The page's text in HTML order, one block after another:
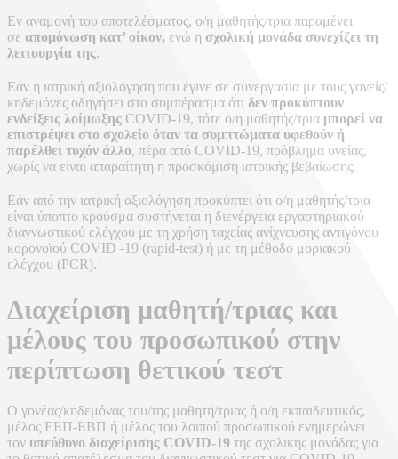
Εν αναμονή του αποτελέσματος, ο/η μαθητής/τρια παραμένει
σε απομόνωση κατ’ οίκον, ενώ η σχολική μονάδα συνεχίζει τη
λειτουργία της.
Εάν η ιατρική αξιολόγηση που έγινε σε συνεργασία με τους γονείς/
κηδεμόνες οδηγήσει στο συμπέρασμα ότι δεν προκύπτουν
ενδείξεις λοίμωξης COVID-19, τότε ο/η μαθητής/τρια μπορεί να
επιστρέψει στο σχολείο όταν τα συμπτώματα υφεθούν ή
παρέλθει τυχόν άλλο, πέρα από COVID-19, πρόβλημα υγείας,
χωρίς να είναι απαραίτητη η προσκόμιση ιατρικής βεβαίωσης.
Εάν από την ιατρική αξιολόγηση προκύπτει ότι ο/η μαθητής/τρια
είναι ύποπτο κρούσμα συστήνεται η διενέργεια εργαστηριακού
διαγνωστικού ελέγχου με τη χρήση ταχείας ανίχνευσης αντιγόνου
κορονοϊoύ COVID -19 (rapid-test) ή με τη μέθοδο μοριακού
ελέγχου (PCR).΄
Διαχείριση μαθητή/τριας και
μέλους του προσωπικού στην
περίπτωση θετικού τεστ
Ο γονέας/κηδεμόνας του/της μαθητή/τριας ή ο/η εκπαιδευτικός,
μέλος ΕΕΠ-ΕΒΠ ή μέλος του λοιπού προσωπικού ενημερώνει
τον υπεύθυνο διαχείρισης COVID-19 της σχολικής μονάδας για